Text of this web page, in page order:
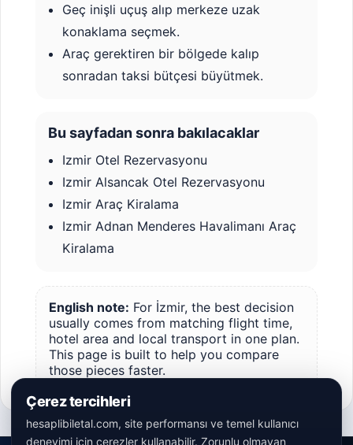
Geç inişli uçuş alıp merkeze uzak
konaklama seçmek.
Araç gerektiren bir bölgede kalıp
sonradan taksi bütçesi büyütmek.
Bu sayfadan sonra bakılacaklar
Izmir Otel Rezervasyonu
Izmir Alsancak Otel Rezervasyonu
Izmir Araç Kiralama
Izmir Adnan Menderes Havalimanı Araç
Kiralama
English note: For İzmir, the best decision
usually comes from matching flight time,
hotel area and local transport in one plan.
This page is built to help you compare
those pieces faster.
Çerez tercihleri
hesaplibiletal.com, site performansı ve temel kullanıcı
deneyimi için çerezler kullanabilir. Zorunlu olmayan